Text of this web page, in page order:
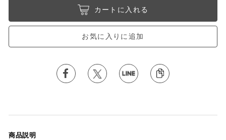
カートに入れる
お気に入りに追加
商品説明